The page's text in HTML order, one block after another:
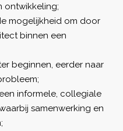
ontwikkeling;
mogelijkheid om door
binnen een
beginnen, eerder naar
informele, collegiale
samenwerking en